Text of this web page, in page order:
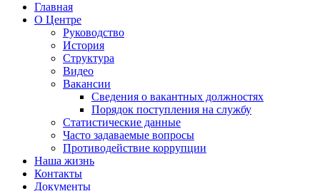
Главная
О Центре
Руководство
История
Структура
Видео
Вакансии
Сведения о вакантных должностях
Порядок поступления на службу
Статистические данные
Часто задаваемые вопросы
Противодействие коррупции
Наша жизнь
Контакты
Документы